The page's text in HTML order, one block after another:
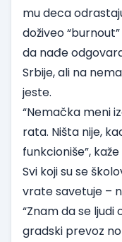
mu deca
doživeo
da nađe
Srbije, ali na
jeste.
“Nemačka meni
rata. Ništa nije,
funkcioniše”, kaže
Svi koji su se
vrate savetuje –
“Znam da se
gradski prevoz